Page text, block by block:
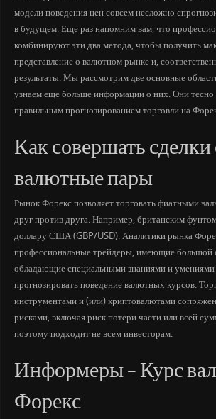
модели поведения цен совсем несложно
в будущем. Еще раз напомним вам, что
комбинируют эти два метода, чтобы получить
представление о валютном рынке и,
результаты. Мы рассмотрим две основные
узнаем еще больше информации о них. Они тесно
правильным прогнозированием торговли на
Как совершать сделки с
валютные пары
Рынок Форекс позволяет торговать фиатными
друг против друга. Например, британским
доллару США (GBP/USD). Аналитики рынка
профессиональные трейдеры, имеющие большой
обладающие специальными знаниями и умениями
прогнозировать поведение валютных курсов.
инструментами и (или) криптовалютами
рисками, включая риск потери части или всей
поэтому подходит не всем инвесторам.
Информеры – Курс
Форекс